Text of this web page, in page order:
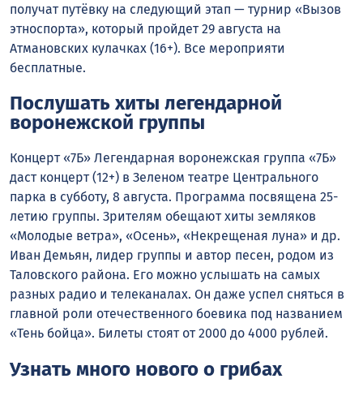
получат путёвку на следующий этап — турнир «Вызов
этноспорта», который пройдет 29 августа на
Атмановских кулачках (16+). Все мероприяти
бесплатные.
Послушать хиты легендарной
воронежской группы
Концерт «7Б» Легендарная воронежская группа «7Б»
даст концерт (12+) в Зеленом театре Центрального
парка в субботу, 8 августа. Программа посвящена 25-
летию группы. Зрителям обещают хиты земляков
«Молодые ветра», «Осень», «Некрещеная луна» и др.
Иван Демьян, лидер группы и автор песен, родом из
Таловского района. Его можно услышать на самых
разных радио и телеканалах. Он даже успел сняться в
главной роли отечественного боевика под названием
«Тень бойца». Билеты стоят от 2000 до 4000 рублей.
Узнать много нового о грибах